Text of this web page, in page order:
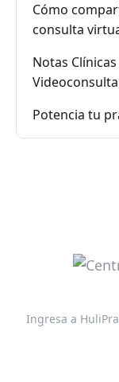
Cómo
consulta
Notas
Videoconsulta
Potencia tu
Ingresa a